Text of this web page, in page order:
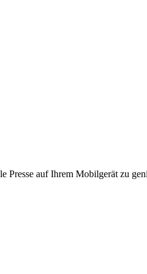
Presse auf Ihrem Mobilgerät zu